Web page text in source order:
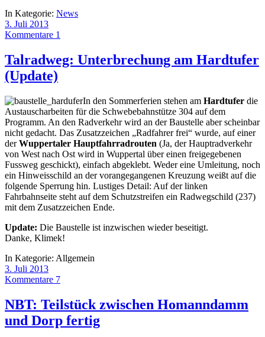
In Kategorie: News
3. Juli 2013
Kommentare 1
Talradweg: Unterbrechung am Hardtufer
(Update)
In den Sommerferien stehen am Hardtufer die
Austauscharbeiten für die Schwebebahnstütze 304 auf dem
Programm. An den Radverkehr wird an der Baustelle aber scheinbar
nicht gedacht. Das Zusatzzeichen „Radfahrer frei“ wurde, auf einer
derWuppertaler Hauptfahrradrouten (Ja, der Hauptradverkehr
von West nach Ost wird in Wuppertal über einen freigegebenen
Fussweg geschickt), einfach abgeklebt. Weder eine Umleitung, noch
ein Hinweisschild an der vorangegangenen Kreuzung weißt auf die
folgende Sperrung hin. Lustiges Detail: Auf der linken
Fahrbahnseite steht auf dem Schutzstreifen ein Radwegschild (237)
mit dem Zusatzzeichen Ende.
Update: Die Baustelle ist inzwischen wieder beseitigt.
Danke, Klimek!
In Kategorie: Allgemein
3. Juli 2013
Kommentare 7
NBT: Teilstück zwischen Homanndamm
und Dorp fertig